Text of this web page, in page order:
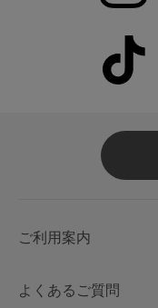
ご利用案内
よくあるご質問